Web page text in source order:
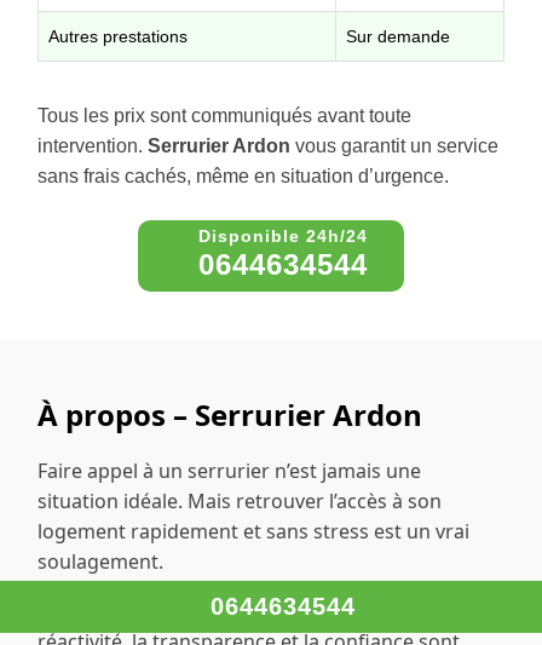
Autres prestations Sur demande
Tous les prix sont communiqués avant toute
intervention. Serrurier Ardon vous garantit un service
sans frais cachés, même en situation d’urgence.
0644634544
À propos – Serrurier Ardon
Faire appel à un serrurier n’est jamais une
situation idéale. Mais retrouver l’accès à son
logement rapidement et sans stress est un vrai
soulagement.
Serrurier Ardon, nous savons à quel point la
0644634544